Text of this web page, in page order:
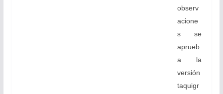
observ
acione
s se
aprueb
a la
versión
taquigr